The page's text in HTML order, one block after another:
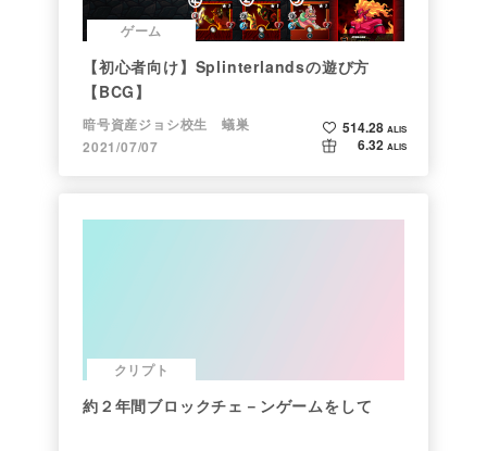
ゲーム
【初心者向け】Splinterlandsの遊び方
【BCG】
暗号資産ジョシ校生 蟻巣
2021/07/07
514.28 ALIS
6.32 ALIS
クリプト
約２年間ブロックチェ－ンゲームをして